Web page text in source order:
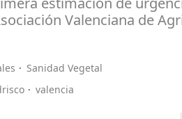
Valenciana de
Sanidad Vegetal
valencia